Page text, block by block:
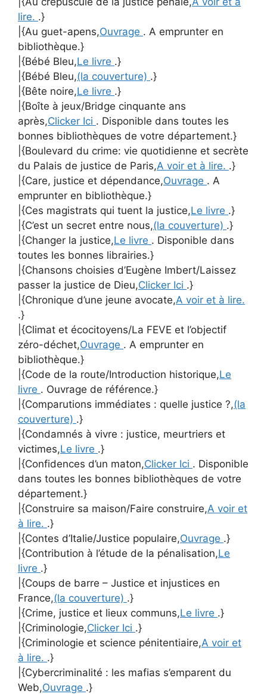
lire. .}
|{Au guet-apens,Ouvrage . A emprunter en
bibliothèque.}
|{Bébé Bleu,Le livre .}
|{Bébé Bleu,(la couverture) .}
|{Bête noire,Le livre .}
|{Boîte à jeux/Bridge cinquante ans
après,Clicker Ici . Disponible dans toutes les
bonnes bibliothèques de votre département.}
|{Boulevard du crime: vie quotidienne et secrète
du Palais de justice de Paris,A voir et à lire. .}
|{Care, justice et dépendance,Ouvrage . A
emprunter en bibliothèque.}
|{Ces magistrats qui tuent la justice,Le livre .}
|{C’est un secret entre nous,(la couverture) .}
|{Changer la justice,Le livre . Disponible dans
toutes les bonnes librairies.}
|{Chansons choisies d’Eugène Imbert/Laissez
passer la justice de Dieu,Clicker Ici .}
|{Chronique d’une jeune avocate,A voir et à lire.
.}
|{Climat et écocitoyens/La FEVE et l’objectif
zéro-déchet,Ouvrage . A emprunter en
bibliothèque.}
|{Code de la route/Introduction historique,Le
livre . Ouvrage de référence.}
|{Comparutions immédiates : quelle justice ?,(la
couverture) .}
|{Condamnés à vivre : justice, meurtriers et
victimes,Le livre .}
|{Confidences d’un maton,Clicker Ici . Disponible
dans toutes les bonnes bibliothèques de votre
département.}
|{Construire sa maison/Faire construire,A voir et
à lire. .}
|{Contes d’Italie/Justice populaire,Ouvrage .}
|{Contribution à l’étude de la pénalisation,Le
livre .}
|{Coups de barre – Justice et injustices en
France,(la couverture) .}
|{Crime, justice et lieux communs,Le livre .}
|{Criminologie,Clicker Ici .}
|{Criminologie et science pénitentiaire,A voir et
à lire. .}
|{Cybercriminalité : les mafias s’emparent du
Web,Ouvrage .}